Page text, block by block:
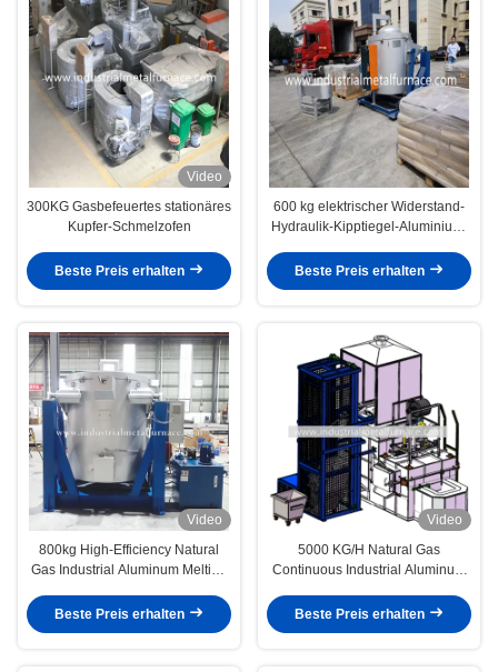
Video
300KG Gasbefeuertes stationäres
Kupfer-Schmelzofen
Beste Preis erhalten
600 kg elektrischer Widerstand-
Hydraulik-Kipptiegel-Aluminium-
und Legierungen
Beste Preis erhalten
Video
800kg High-Efficiency Natural
Gas Industrial Aluminum Melting
and 850°C Capacity
Beste Preis erhalten
Video
5000 KG/H Natural Gas
Continuous Industrial Aluminum
Beste Preis erhalten